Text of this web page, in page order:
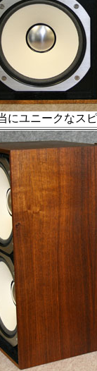
にユニークなス